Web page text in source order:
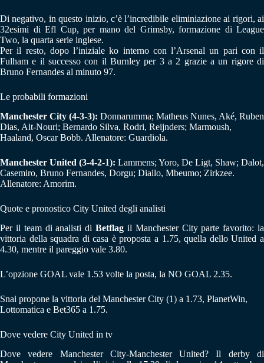
Di negativo, in questo inizio, c’è l’incredibile eliminiazione ai rigori, ai
32esimi di Efl Cup, per mano del Grimsby, formazione di League
Two, la quarta serie inglese.
Per il resto, dopo l’iniziale ko interno con l’Arsenal un pari con il
Fulham e il successo con il Burnley per 3 a 2 grazie a un rigore di
Bruno Fernandes al minuto 97.
Le probabili formazioni
Manchester City (4-3-3): Donnarumma; Matheus Nunes, Aké, Ruben
Dias, Ait-Nouri; Bernardo Silva, Rodri, Reijnders; Marmoush,
Haaland, Oscar Bobb. Allenatore: Guardiola.
Manchester United (3-4-2-1): Lammens; Yoro, De Ligt, Shaw; Dalot,
Casemiro, Bruno Fernandes, Dorgu; Diallo, Mbeumo; Zirkzee.
Allenatore: Amorim.
Quote e pronostico City United degli analisti
Per il team di analisti di Betflag il Manchester City parte favorito: la
vittoria della squadra di casa è proposta a 1.75, quella dello United a
4.30, mentre il pareggio vale 3.80.
L’opzione GOAL vale 1.53 volte la posta, la NO GOAL 2.35.
Snai propone la vittoria del Manchester City (1) a 1.73, PlanetWin,
Lottomatica e Bet365 a 1.75.
Dove vedere City United in tv
Dove vedere Manchester City-Manchester United? Il derby di